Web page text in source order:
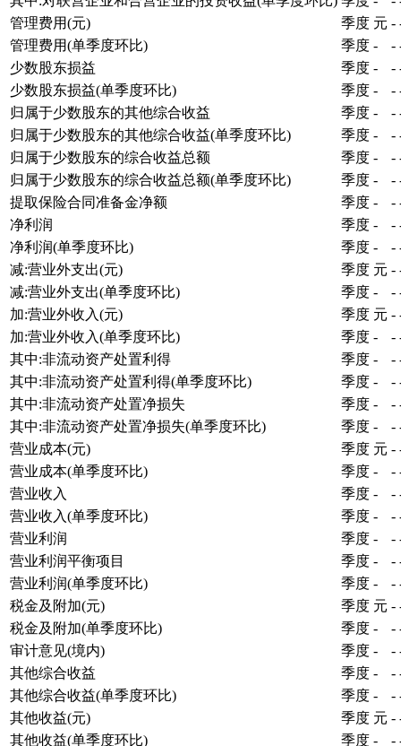
管理费用(元)
季度 元 -
管理费用(单季度环比)
季度 - -
少数股东损益
季度 - -
少数股东损益(单季度环比)
季度 - -
归属于少数股东的其他综合收益
季度 - -
归属于少数股东的其他综合收益(单季度环比)
季度 - -
归属于少数股东的综合收益总额
季度 - -
归属于少数股东的综合收益总额(单季度环比)
季度 - -
提取保险合同准备金净额
季度 - -
净利润
季度 - -
净利润(单季度环比)
季度 - -
减:营业外支出(元)
季度 元 -
减:营业外支出(单季度环比)
季度 - -
加:营业外收入(元)
季度 元 -
加:营业外收入(单季度环比)
季度 - -
其中:非流动资产处置利得
季度 - -
其中:非流动资产处置利得(单季度环比)
季度 - -
其中:非流动资产处置净损失
季度 - -
其中:非流动资产处置净损失(单季度环比)
季度 - -
营业成本(元)
季度 元 -
营业成本(单季度环比)
季度 - -
营业收入
季度 - -
营业收入(单季度环比)
季度 - -
营业利润
季度 - -
营业利润平衡项目
季度 - -
营业利润(单季度环比)
季度 - -
税金及附加(元)
季度 元 -
税金及附加(单季度环比)
季度 - -
审计意见(境内)
季度 - -
其他综合收益
季度 - -
其他综合收益(单季度环比)
季度 - -
其他收益(元)
季度 元 -
其他收益(单季度环比)
季度 - -